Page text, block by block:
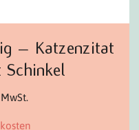
– Katzenzitat
Schinkel